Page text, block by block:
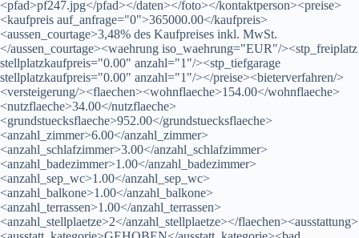
<pfad>pf247.jpg</pfad></daten></foto></kontaktperson><preise>
<kaufpreis auf_anfrage="0">365000.00</kaufpreis>
<aussen_courtage>3,48% des Kaufpreises inkl. MwSt.
</aussen_courtage><waehrung iso_waehrung="EUR"/><stp_freiplatz
stellplatzkaufpreis="0.00" anzahl="1"/><stp_tiefgarage
stellplatzkaufpreis="0.00" anzahl="1"/></preise><bieterverfahren/>
<versteigerung/><flaechen><wohnflaeche>154.00</wohnflaeche>
<nutzflaeche>34.00</nutzflaeche>
<grundstuecksflaeche>952.00</grundstuecksflaeche>
<anzahl_zimmer>6.00</anzahl_zimmer>
<anzahl_schlafzimmer>3.00</anzahl_schlafzimmer>
<anzahl_badezimmer>1.00</anzahl_badezimmer>
<anzahl_sep_wc>1.00</anzahl_sep_wc>
<anzahl_balkone>1.00</anzahl_balkone>
<anzahl_terrassen>1.00</anzahl_terrassen>
<anzahl_stellplaetze>2</anzahl_stellplaetze></flaechen><ausstattung>